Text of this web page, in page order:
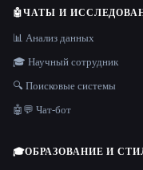
🤖ЧАТЫ И
📊 Анализ данных
🎓 Научный сотрудник
🔍 Поисковые системы
🤖💬 Чат-бот
🎓ОБРАЗОВАНИЕ И